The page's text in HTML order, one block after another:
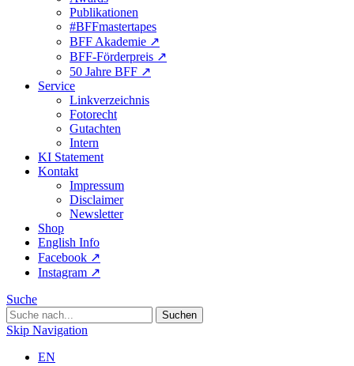
Publikationen
#BFFmastertapes
BFF Akademie ↗︎
BFF-Förderpreis ↗︎
50 Jahre BFF ↗︎
Service
Linkverzeichnis
Fotorecht
Gutachten
Intern
KI Statement
Kontakt
Impressum
Disclaimer
Newsletter
Shop
English Info
Facebook ↗︎
Instagram ↗︎
Suche
Skip Navigation
EN